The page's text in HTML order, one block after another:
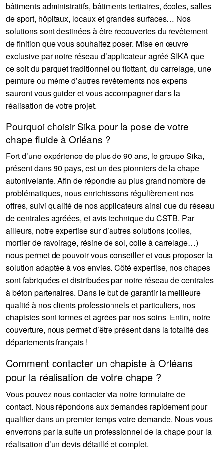
bâtiments administratifs, bâtiments tertiaires, écoles, salles
de sport, hôpitaux, locaux et grandes surfaces… Nos
solutions sont destinées à être recouvertes du revêtement
de finition que vous souhaitez poser. Mise en œuvre
exclusive par notre réseau d’applicateur agréé SIKA que
ce soit du parquet traditionnel ou flottant, du carrelage, une
peinture ou même d’autres revêtements nos experts
sauront vous guider et vous accompagner dans la
réalisation de votre projet.
Pourquoi choisir Sika pour la pose de votre
chape fluide à Orléans ?
Fort d’une expérience de plus de 90 ans, le groupe Sika,
présent dans 90 pays, est un des pionniers de la chape
autonivelante. Afin de répondre au plus grand nombre de
problématiques, nous enrichissons régulièrement nos
offres, suivi qualité de nos applicateurs ainsi que du réseau
de centrales agréées, et avis technique du CSTB. Par
ailleurs, notre expertise sur d’autres solutions (colles,
mortier de ravoirage, résine de sol, colle à carrelage…)
nous permet de pouvoir vous conseiller et vous proposer la
solution adaptée à vos envies. Côté expertise, nos chapes
sont fabriquées et distribuées par notre réseau de centrales
à béton partenaires. Dans le but de garantir la meilleure
qualité à nos clients professionnels et particuliers, nos
chapistes sont formés et agréés par nos soins. Enfin, notre
couverture, nous permet d’être présent dans la totalité des
départements français !
Comment contacter un chapiste à Orléans
pour la réalisation de votre chape ?
Vous pouvez nous contacter via notre formulaire de
contact. Nous répondons aux demandes rapidement pour
qualifier dans un premier temps votre demande. Nous vous
enverrons par la suite un professionnel de la chape pour la
réalisation d’un devis détaillé et complet.